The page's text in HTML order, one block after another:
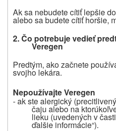
Ak sa nebudete cítiť lepšie
alebo sa budete cítiť horšie,
2. Čo potrebuje vedieť
Veregen
Predtým, ako začnete
svojho lekára.
Nepoužívajte Veregen
- ak ste alergický
čaju alebo na
lieku (uvedených v
ďalšie informácie“).